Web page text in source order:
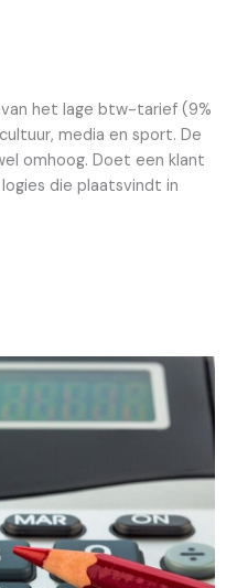
het lage btw-tarief (9%
media en sport. De
omhoog. Doet een klant
die plaatsvindt in